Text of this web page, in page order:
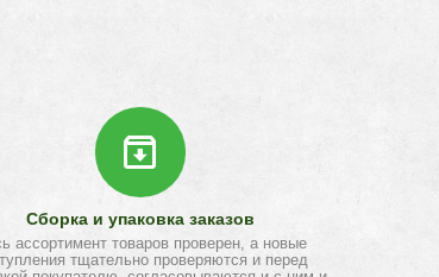
Сборка и упаковка заказов
ассортимент товаров проверен, а новые
тщательно проверяются и перед